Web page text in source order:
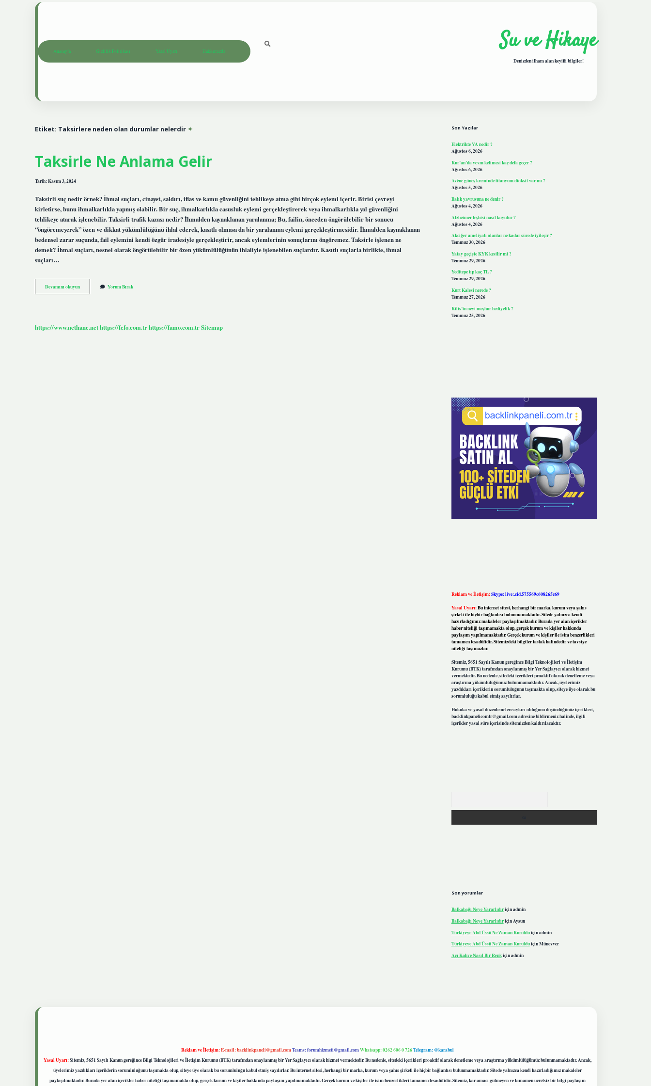
Anasayfa Gizlilik Politikası Yasal Uyarı Hakkımızda Su ve Hikaye
Denizden ilham alan keyifli bilgiler!
Etiket: Taksirlere neden olan durumlar nelerdir
Taksirle Ne Anlama Gelir
Tarih: Kasım 3, 2024
Taksirli suç nedir örnek? İhmal suçları, cinayet, saldırı, iflas ve kamu güvenliğini tehlikeye atma gibi birçok eylemi içerir. Birisi çevreyi
kirletirse, bunu ihmalkarlıkla yapmış olabilir. Bir suç, ihmalkarlıkla casusluk eylemi gerçekleştirerek veya ihmalkarlıkla yol güvenliğini
tehlikeye atarak işlenebilir. Taksirli trafik kazası nedir? İhmalden kaynaklanan yaralanma; Bu, failin, önceden öngörülebilir bir sonucu
“öngöremeyerek” özen ve dikkat yükümlülüğünü ihlal ederek, kasıtlı olmasa da bir yaralanma eylemi gerçekleştirmesidir. İhmalden kaynaklanan
bedensel zarar suçunda, fail eylemini kendi özgür iradesiyle gerçekleştirir, ancak eylemlerinin sonuçlarını öngöremez. Taksirle işlenen ne
demek? İhmal suçları, nesnel olarak öngörülebilir bir özen yükümlülüğünün ihlaliyle işlenebilen suçlardır. Kasıtlı suçlarla birlikte, ihmal
suçları…
Devamını okuyunTaksirle
Ne
Yorum Bırak
https://www.nethane.nethttps://fefo.com.trhttps://famo.com.trSitemap
Son Yazılar
Elektrikte VA nedir ?
Ağustos 6, 2026
Kur’an’da yevm kelimesi kaç defa geçer ?
Ağustos 6, 2026
Avène güneş kreminde titanyum dioksit var mı ?
Ağustos 5, 2026
Balık yavrusuna ne denir ?
Ağustos 4, 2026
Alzheimer teşhisi nasıl koyulur ?
Ağustos 4, 2026
Akciğer ameliyatı olanlar ne kadar sürede iyileşir ?
Temmuz 30, 2026
Yatay geçişte KYK kesilir mi ?
Temmuz 29, 2026
Yeditepe tıp kaç TL ?
Temmuz 29, 2026
Kurt Kalesi nerede ?
Temmuz 27, 2026
Kilis’in neyi meşhur hediyelik ?
Temmuz 25, 2026
Reklam ve İletişim:Skype: live:.cid.575569c608265c69
Yasal Uyarı:Bu internet sitesi, herhangi bir marka, kurum veya şahıs
şirketi ile hiçbir bağlantısı bulunmamaktadır. Sitede yalnızca kendi
hazırladığımız makaleler paylaşılmaktadır. Burada yer alan içerikler
haber niteliği taşımamakta olup, gerçek kurum ve kişiler hakkında
paylaşım yapılmamaktadır. Gerçek kurum ve kişiler ile isim benzerlikleri
tamamen tesadüfidir. Sitemizdeki bilgiler taslak halindedir ve tavsiye
niteliği taşımazlar.
Sitemiz, 5651 Sayılı Kanun gereğince Bilgi Teknolojileri ve İletişim
Kurumu (BTK) tarafından onaylanmış bir Yer Sağlayıcı olarak hizmet
vermektedir. Bu nedenle, sitedeki içerikleri proaktif olarak denetleme veya
araştırma yükümlülüğümüz bulunmamaktadır. Ancak, üyelerimiz
yazdıkları içeriklerin sorumluluğunu taşımakta olup, siteye üye olarak bu
sorumluluğu kabul etmiş sayılırlar.
Hukuka ve yasal düzenlemelere aykırı olduğunu düşündüğünüz içerikleri,
backlinkpanelicomtr@gmail.comadresine bildirmeniz halinde, ilgili
içerikler yasal süre içerisinde sitemizden kaldırılacaktır.
Son yorumlar
Balkabağı Neye Yararlıdıriçinadmin
Balkabağı Neye YararlıdıriçinAysun
Türkiyeye Abd Üssü Ne Zaman Kurulduiçinadmin
Türkiyeye Abd Üssü Ne Zaman KurulduiçinMünevver
Acı Kahve Nasıl Bir Renkiçinadmin
Reklam ve İletişim:E-mail:backlinkpaneli@gmail.comTeams:forumhizmeti@gmail.comWhatsapp: 0262 606 0 726Telegram: @karabul
Yasal Uyarı:Sitemiz, 5651 Sayılı Kanun gereğince Bilgi Teknolojileri ve İletişim Kurumu (BTK) tarafından onaylanmış bir Yer Sağlayıcı olarak hizmet vermektedir. Bu nedenle, sitedeki içerikleri proaktif olarak denetleme veya araştırma yükümlülüğümüz bulunmamaktadır. Ancak,
üyelerimiz yazdıkları içeriklerin sorumluluğunu taşımakta olup, siteye üye olarak bu sorumluluğu kabul etmiş sayılırlar. Bu internet sitesi, herhangi bir marka, kurum veya şahıs şirketi ile hiçbir bağlantısı bulunmamaktadır. Sitede yalnızca kendi hazırladığımız makaleler
paylaşılmaktadır. Burada yer alan içerikler haber niteliği taşımamakta olup, gerçek kurum ve kişiler hakkında paylaşım yapılmamaktadır. Gerçek kurum ve kişiler ile isim benzerlikleri tamamen tesadüfidir. Sitemiz, kar amacı gütmeyen ve tamamen ücretsiz bir bilgi paylaşım